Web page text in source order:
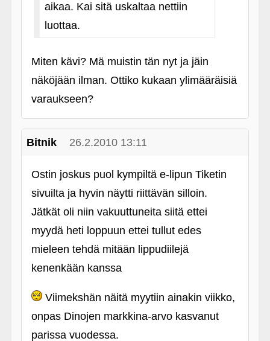
aikaa. Kai sitä uskaltaa nettiin
luottaa.
Miten kävi? Mä muistin tän nyt ja jäin
näköjään ilman. Ottiko kukaan ylimääräisiä
varaukseen?
Bitnik 26.2.2010 13:11
Ostin joskus puol kympiltä e-lipun Tiketin
sivuilta ja hyvin näytti riittävän silloin.
Jätkät oli niin vakuuttuneita siitä ettei
myydä heti loppuun ettei tullut edes
mieleen tehdä mitään lippudiilejä
kenenkään kanssa
Viimekshän näitä myytiin ainakin viikko,
onpas Dinojen markkina-arvo kasvanut
parissa vuodessa.